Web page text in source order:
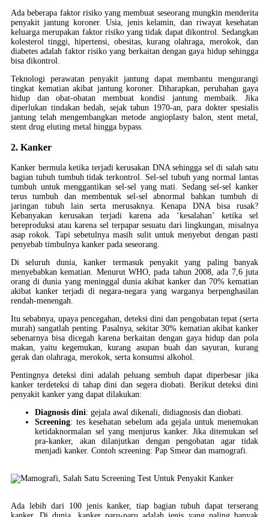
Ada beberapa faktor risiko yang membuat seseorang mungkin menderita
penyakit jantung koroner. Usia, jenis kelamin, dan riwayat kesehatan
keluarga merupakan faktor risiko yang tidak dapat dikontrol. Sedangkan
kolesterol tinggi, hipertensi, obesitas, kurang olahraga, merokok, dan
diabetes adalah faktor risiko yang berkaitan dengan gaya hidup sehingga
bisa dikontrol.
Teknologi perawatan penyakit jantung dapat membantu mengurangi
tingkat kematian akibat jantung koroner. Diharapkan, perubahan gaya
hidup dan obat-obatan membuat kondisi jantung membaik. Jika
diperlukan tindakan bedah, sejak tahun 1970-an, para dokter spesialis
jantung telah mengembangkan metode angioplasty balon, stent metal,
stent drug eluting metal hingga bypass.
2. Kanker
Kanker bermula ketika terjadi kerusakan DNA sehingga sel di salah satu
bagian tubuh tumbuh tidak terkontrol. Sel-sel tubuh yang normal lantas
tumbuh untuk menggantikan sel-sel yang mati. Sedang sel-sel kanker
terus tumbuh dan membentuk sel-sel abnormal bahkan tumbuh di
jaringan tubuh lain serta merusaknya. Kenapa DNA bisa rusak?
Kebanyakan kerusakan terjadi karena ada ‘kesalahan’ ketika sel
bereproduksi atau karena sel terpapar sesuatu dari lingkungan, misalnya
asap rokok. Tapi sebetulnya masih sulit untuk menyebut dengan pasti
penyebab timbulnya kanker pada seseorang.
Di seluruh dunia, kanker termasuk penyakit yang paling banyak
menyebabkan kematian. Menurut WHO, pada tahun 2008, ada 7,6 juta
orang di dunia yang meninggal dunia akibat kanker dan 70% kematian
akibat kanker terjadi di negara-negara yang warganya berpenghasilan
rendah-menengah.
Itu sebabnya, upaya pencegahan, deteksi dini dan pengobatan tepat (serta
murah) sangatlah penting. Pasalnya, sekitar 30% kematian akibat kanker
sebenarnya bisa dicegah karena berkaitan dengan gaya hidup dan pola
makan, yaitu kegemukan, kurang asupan buah dan sayuran, kurang
gerak dan olahraga, merokok, serta konsumsi alkohol.
Pentingnya deteksi dini adalah peluang sembuh dapat diperbesar jika
kanker terdeteksi di tahap dini dan segera diobati. Berikut deteksi dini
penyakit kanker yang dapat dilakukan:
Diagnosis dini: gejala awal dikenali, didiagnosis dan diobati.
Screening: tes kesehatan sebelum ada gejala untuk menemukan
ketidaknormalan sel yang menjurus kanker. Jika ditemukan sel
pra-kanker, akan dilanjutkan dengan pengobatan agar tidak
menjadi kanker. Contoh screening: Pap Smear dan mamografi.
Ada lebih dari 100 jenis kanker, tiap bagian tubuh dapat terserang